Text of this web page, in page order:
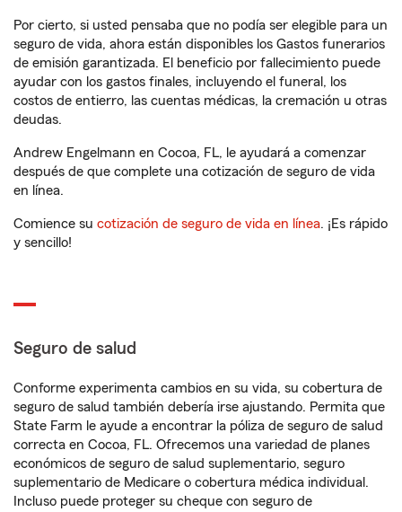
Por cierto, si usted pensaba que no podía ser elegible para un
seguro de vida, ahora están disponibles los Gastos funerarios
de emisión garantizada. El beneficio por fallecimiento puede
ayudar con los gastos finales, incluyendo el funeral, los
costos de entierro, las cuentas médicas, la cremación u otras
deudas.
Andrew Engelmann en Cocoa, FL, le ayudará a comenzar
después de que complete una cotización de seguro de vida
en línea.
Comience su cotización de seguro de vida en línea. ¡Es rápido
y sencillo!
Seguro de salud
Conforme experimenta cambios en su vida, su cobertura de
seguro de salud también debería irse ajustando. Permita que
State Farm le ayude a encontrar la póliza de seguro de salud
correcta en Cocoa, FL. Ofrecemos una variedad de planes
económicos de seguro de salud suplementario, seguro
suplementario de Medicare o cobertura médica individual.
Incluso puede proteger su cheque con seguro de